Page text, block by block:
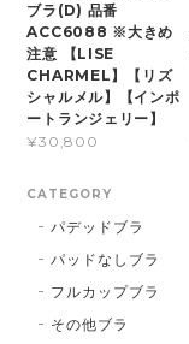
ブラ(D) 品番
ACC6088 ※大きめ
注意 【LISE
CHARMEL】【リズ
シャルメル】【インポ
ートランジェリー】
¥30,800
CATEGORY
パデッドブラ
パッドなしブラ
フルカップブラ
その他ブラ